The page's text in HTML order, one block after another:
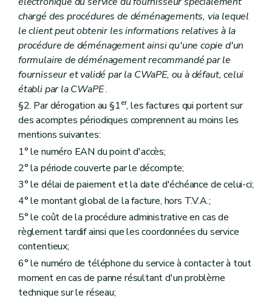
chargé des procédures de déménagements, via lequel
le client peut obtenir les informations relatives à la
procédure de déménagement ainsi qu'une copie d'un
formulaire de déménagement recommandé par le
fournisseur et validé par la CWaPE, ou à défaut, celui
établi par la CWaPE.
§2. Par dérogation au §1er, les factures qui portent sur
des acomptes périodiques comprennent au moins les
mentions suivantes:
1° le numéro EAN du point d'accès;
2° la période couverte par le décompte;
3° le délai de paiement et la date d'échéance de celui-ci;
4° le montant global de la facture, hors T.V.A.;
5° le coût de la procédure administrative en cas de
règlement tardif ainsi que les coordonnées du service
contentieux;
6° le numéro de téléphone du service à contacter à tout
moment en cas de panne résultant d'un problème
technique sur le réseau;